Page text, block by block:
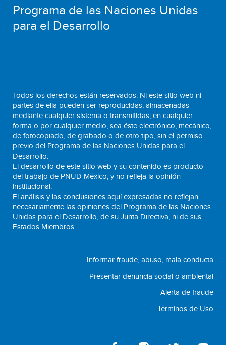
Programa de las Naciones Unidas
para el Desarrollo
Todos los derechos están reservados. Ni este sitio web ni
partes de ella pueden ser reproducidas, almacenadas
mediante cualquier sistema o transmitidas, en cualquier
forma o por cualquier medio, sea éste electrónico, mecánico,
de fotocopiado, de grabado o de otro tipo, sin el permiso
previo del Programa de las Naciones Unidas para el
Desarrollo.
El desarrollo de este sitio web y su contenido es producto
del trabajo de PNUD México, y no refleja la opinión
institucional.
El análisis y las conclusiones aquí expresadas no reflejan
necesariamente las opiniones del Programa de las Naciones
Unidas para el Desarrollo, de su Junta Directiva, ni de sus
Estados Miembros.
Informar fraude, abuso, mala conducta
Presentar denuncia social o ambiental
Alerta de fraude
Términos de Uso